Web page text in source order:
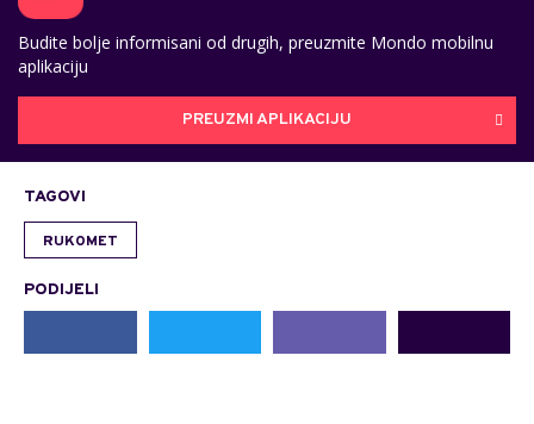
Budite bolje informisani od drugih, preuzmite Mondo mobilnu
aplikaciju
PREUZMI APLIKACIJU
TAGOVI
RUKOMET
PODIJELI